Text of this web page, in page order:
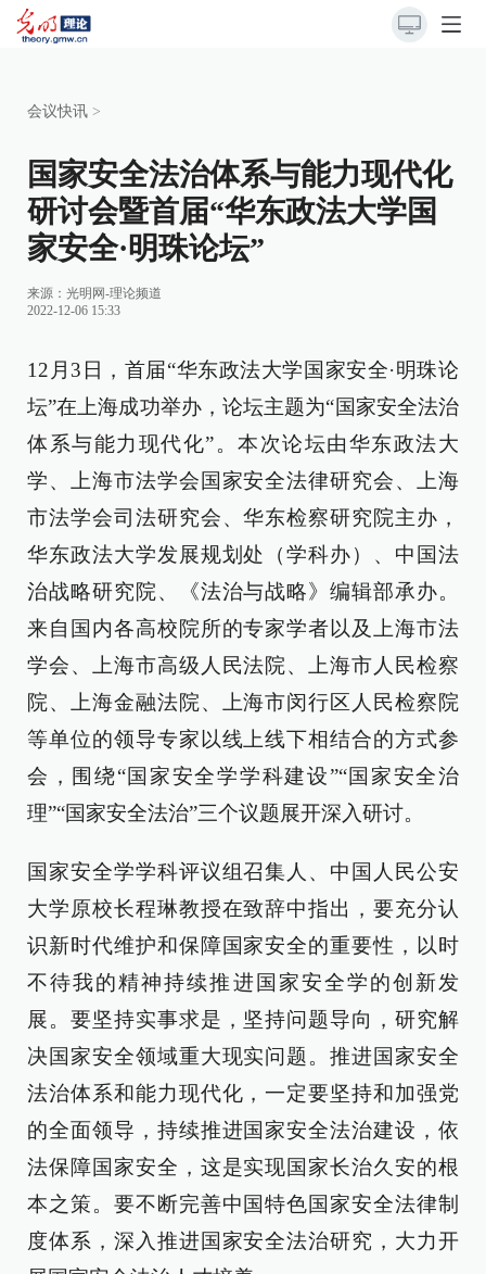
会议快讯 >
国家安全法治体系与能力现代化
研讨会暨首届“华东政法大学国
家安全·明珠论坛”
来源： 光明网-理论频道
2022-12-06 15:33
12月3日，首届“华东政法大学国家安全·明珠论
坛”在上海成功举办，论坛主题为“国家安全法治
体系与能力现代化”。本次论坛由华东政法大
学、上海市法学会国家安全法律研究会、上海
市法学会司法研究会、华东检察研究院主办，
华东政法大学发展规划处（学科办）、中国法
治战略研究院、《法治与战略》编辑部承办。
来自国内各高校院所的专家学者以及上海市法
学会、上海市高级人民法院、上海市人民检察
院、上海金融法院、上海市闵行区人民检察院
等单位的领导专家以线上线下相结合的方式参
会，围绕“国家安全学学科建设”“国家安全治
理”“国家安全法治”三个议题展开深入研讨。
国家安全学学科评议组召集人、中国人民公安
大学原校长程琳教授在致辞中指出，要充分认
识新时代维护和保障国家安全的重要性，以时
不待我的精神持续推进国家安全学的创新发
展。要坚持实事求是，坚持问题导向，研究解
决国家安全领域重大现实问题。推进国家安全
法治体系和能力现代化，一定要坚持和加强党
的全面领导，持续推进国家安全法治建设，依
法保障国家安全，这是实现国家长治久安的根
本之策。要不断完善中国特色国家安全法律制
度体系，深入推进国家安全法治研究，大力开